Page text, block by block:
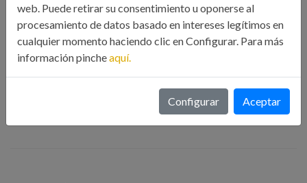
Búsqueda
web. Puede retirar su consentimiento u oponerse al
procesamiento de datos basado en intereses legítimos en
cualquier momento haciendo clic en Configurar. Para más
información pincheaquí.
Configurar Aceptar